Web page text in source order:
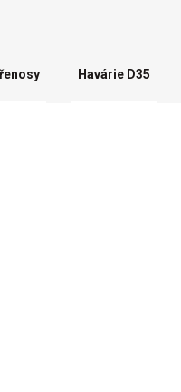
Havárie D35